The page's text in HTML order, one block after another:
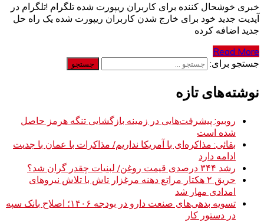
خبری خوشحال کننده برای کاربران ریپورت شده تلگرام !تلگرام در
آپدیت جدید خود برای خارج شدن کاربران ریپورت شده یک راه حل
جدید اضافه کرده
Read More
جستجو برای:
نوشته‌های تازه
روبیو: پیشرفت‌هایی در زمینه بازگشایی تنگه هرمز حاصل
شده است
بقائی: مذاکره‌ای با آمریکا نداریم/ مذاکرات با عمان با جدیت
ادامه دارد
رشد ۳۴۴ درصدی قیمت روغن/ لبنیات چقدر گران شد؟
حریق ۲ هکتار مراتع دهنه مرغزار تاش با تلاش نیروهای
امدادی مهار شد
تسویه بدهی‌های صنعت دارو در بودجه ۱۴۰۶؛ اصلاح بانک سپه
در دستور کار